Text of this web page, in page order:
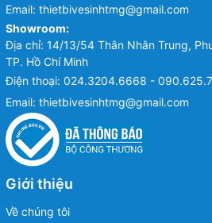
Email: thietbivesinhtmg@gmail.com
Showroom:
Địa chỉ: 14/13/54 Thân Nhân Trung,
TP. Hồ Chí Minh
Điện thoại: 024.3204.6668 -
Email: thietbivesinhtmg@gmail.com
Giới thiệu
Về chúng tôi